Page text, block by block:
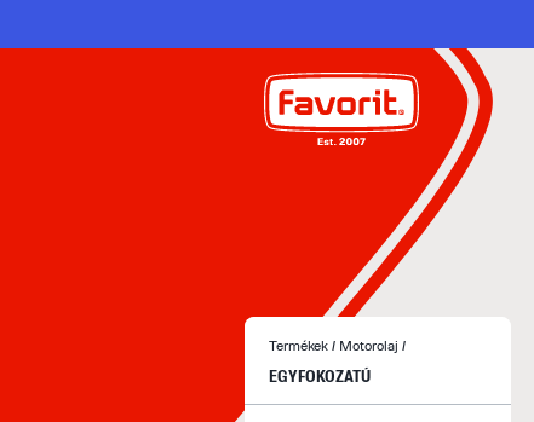
Termékek / Motorolaj /
EGYFOKOZATÚ